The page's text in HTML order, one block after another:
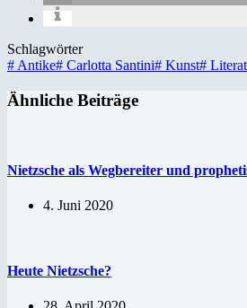
Schlagwörter
# Antike# Carlotta Santini# Kunst#
Ähnliche Beiträge
Nietzsche als Wegbereiter und
4. Juni 2020
Heute Nietzsche?